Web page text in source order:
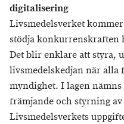
digitalisering
Livsmedelsverket
stödja konkurrenskraften
Det blir enklare att styra,
livsmedelskedjan när
myndighet. I lagen
främjande och styrning
Livsmedelsverkets